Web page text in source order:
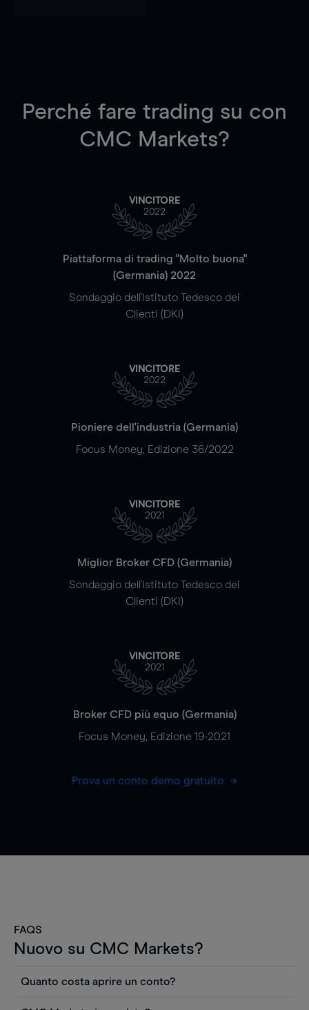
Perché fare trading su con
CMC Markets?
VINCITORE
2022
Piattaforma di trading "Molto buona"
(Germania) 2022
Sondaggio dell'Istituto Tedesco dei
Clienti (DKI)
VINCITORE
2022
Pioniere dell'industria (Germania)
Focus Money, Edizione 36/2022
VINCITORE
2021
Miglior Broker CFD (Germania)
Sondaggio dell'Istituto Tedesco dei
Clienti (DKI)
VINCITORE
2021
Broker CFD più equo (Germania)
Focus Money, Edizione 19-2021
Prova un conto demo gratuito
FAQS
Nuovo su CMC Markets?
Quanto costa aprire un conto?